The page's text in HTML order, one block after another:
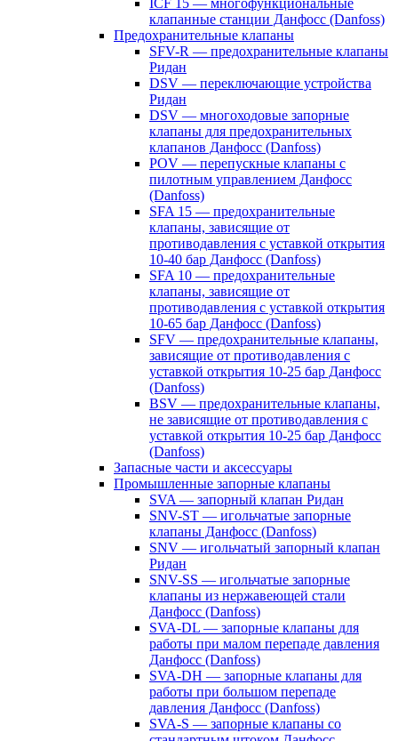
ICF 15 — многофункциональные
клапанные станции Данфосс (Danfoss)
Предохранительные клапаны
SFV-R — предохранительные клапаны
Ридан
DSV — переключающие устройства
Ридан
DSV — многоходовые запорные
клапаны для предохранительных
клапанов Данфосс (Danfoss)
POV — перепускные клапаны с
пилотным управлением Данфосс
(Danfoss)
SFA 15 — предохранительные
клапаны, зависящие от
противодавления с уставкой открытия
10-40 бар Данфосс (Danfoss)
SFA 10 — предохранительные
клапаны, зависящие от
противодавления с уставкой открытия
10-65 бар Данфосс (Danfoss)
SFV — предохранительные клапаны,
зависящие от противодавления с
уставкой открытия 10-25 бар Данфосс
(Danfoss)
BSV — предохранительные клапаны,
не зависящие от противодавления с
уставкой открытия 10-25 бар Данфосс
(Danfoss)
Запасные части и аксессуары
Промышленные запорные клапаны
SVA — запорный клапан Ридан
SNV-ST — игольчатые запорные
клапаны Данфосс (Danfoss)
SNV — игольчатый запорный клапан
Ридан
SNV-SS — игольчатые запорные
клапаны из нержавеющей стали
Данфосс (Danfoss)
SVA-DL — запорные клапаны для
работы при малом перепаде давления
Данфосс (Danfoss)
SVA-DH — запорные клапаны для
работы при большом перепаде
давления Данфосс (Danfoss)
SVA-S — запорные клапаны со